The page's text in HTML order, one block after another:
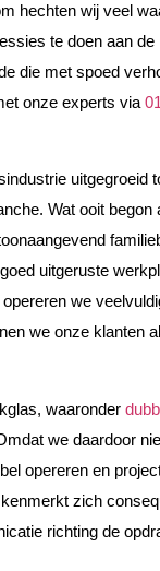
hechten wij veel
te doen aan de
die met spoed
onze experts via
uitgegroeid
Wat ooit begon
uitgeruste
we
we onze klanten
waaronder
we daardoor
opereren en
zich
richting de